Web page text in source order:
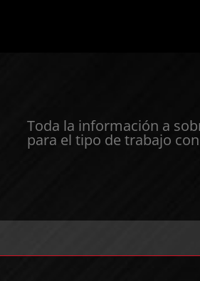
Toda la información a
para el tipo de trabajo